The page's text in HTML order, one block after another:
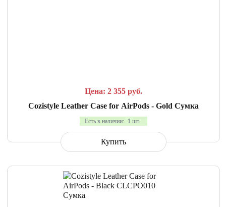
Цена: 2 355 руб.
Cozistyle Leather Case for AirPods - Gold Сумка
Есть в наличии: 1 шт.
Купить